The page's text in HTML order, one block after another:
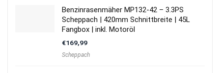
Benzinrasenmäher MP132-42 – 3.3PS
Scheppach | 420mm Schnittbreite | 45L
Fangbox | inkl. Motoröl
€169,99
Scheppach